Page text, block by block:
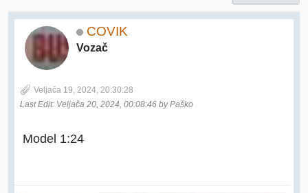
COVIK
Vozač
Veljača 19, 2024, 20:30:28
Last Edit: Veljača 20, 2024, 00:08:46 by Paško
Model 1:24